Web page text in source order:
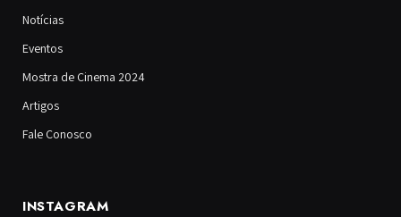
Notícias
Eventos
Mostra de Cinema 2024
Artigos
Fale Conosco
INSTAGRAM